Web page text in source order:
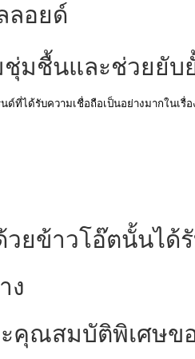
ลอยด์
ชุ่มชื้นและช่วยยับ
ด์ที่ได้รับความเชื่อถือเป็นอย่างมากในเ
วยข้าวโอ๊ตนั้นได้
ง
ะคุณสมบัติพิเศษข